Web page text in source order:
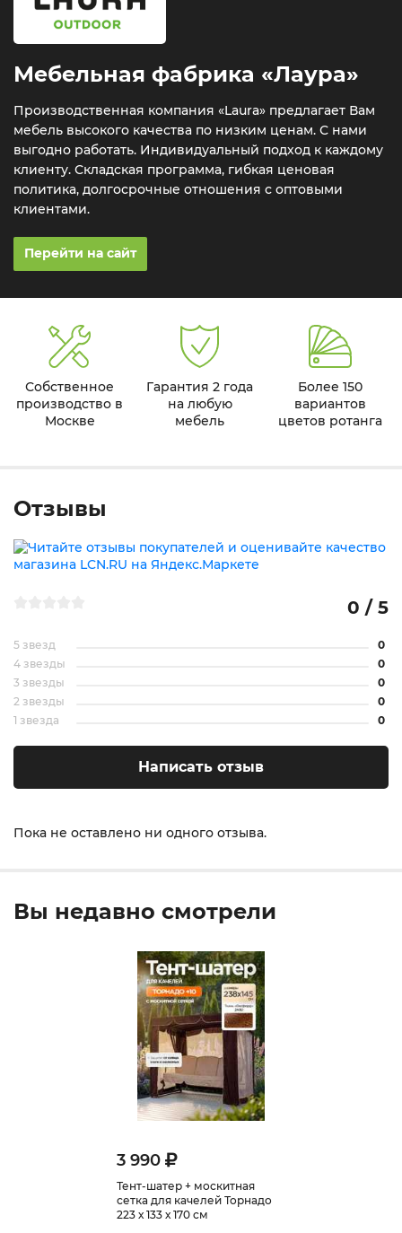
Мебельная фабрика «Лаура»
Производственная компания «Laura» предлагает Вам
мебель высокого качества по низким ценам. С нами
выгодно работать. Индивидуальный подход к каждому
клиенту. Складская программа, гибкая ценовая
политика, долгосрочные отношения с оптовыми
клиентами.
Перейти на сайт
Собственное
производство в
Москве
Гарантия 2 года
на любую
мебель
Более 150
вариантов
цветов ротанга
Отзывы
Пока не оставлено ни одного отзыва.
0 / 5
5 звезд
0
4 звезды
0
3 звезды
0
2 звезды
0
1 звезда
0
Написать отзыв
Вы недавно смотрели
3 990
Тент-шатер + москитная
сетка для качелей Торнадо
223 х 133 х 170 см